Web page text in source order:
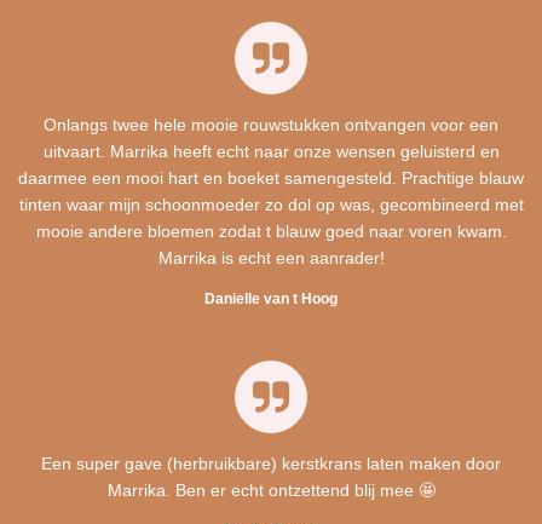
Onlangs twee hele mooie rouwstukken ontvangen voor een
uitvaart. Marrika heeft echt naar onze wensen geluisterd en
daarmee een mooi hart en boeket samengesteld. Prachtige blauw
tinten waar mijn schoonmoeder zo dol op was, gecombineerd met
mooie andere bloemen zodat t blauw goed naar voren kwam.
Marrika is echt een aanrader!
Danielle van t Hoog
Een super gave (herbruikbare) kerstkrans laten maken door
Marrika. Ben er echt ontzettend blij mee 🤩